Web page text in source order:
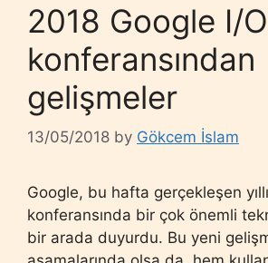
2018 Google I/O
konferansından
gelişmeler
13/05/2018 by Gökcem İslam
Google, bu hafta gerçekleşen
konferansında bir çok önemli
bir arada duyurdu. Bu yeni